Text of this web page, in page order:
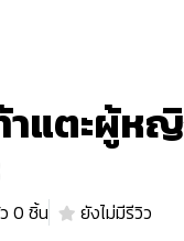
แตะผู้ห
0 ชิ้น ยังไม่มีรีวิว